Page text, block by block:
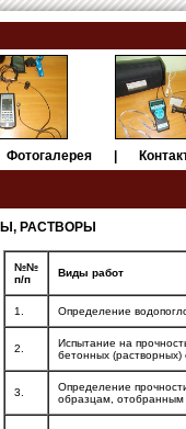
Фотогалерея
РАСТВОРЫ
№№
п/п
Виды работ
1. Определение
2.
Испытание на
бетонных (растворных)
3.
Определение
образцам, отобранным